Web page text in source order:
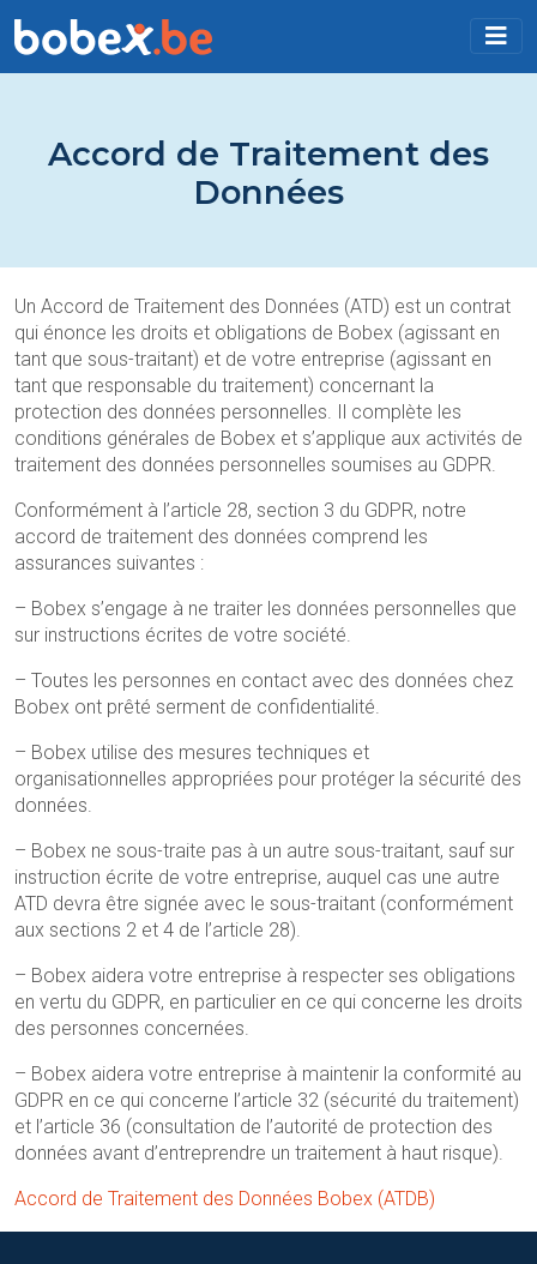
Accord de Traitement des
Données
Un Accord de Traitement des Données (ATD) est un contrat
qui énonce les droits et obligations de Bobex (agissant en
tant que sous-traitant) et de votre entreprise (agissant en
tant que responsable du traitement) concernant la
protection des données personnelles. Il complète les
conditions générales de Bobex et s’applique aux activités de
traitement des données personnelles soumises au GDPR.
Conformément à l’article 28, section 3 du GDPR, notre
accord de traitement des données comprend les
assurances suivantes :
– Bobex s’engage à ne traiter les données personnelles que
sur instructions écrites de votre société.
– Toutes les personnes en contact avec des données chez
Bobex ont prêté serment de confidentialité.
– Bobex utilise des mesures techniques et
organisationnelles appropriées pour protéger la sécurité des
données.
– Bobex ne sous-traite pas à un autre sous-traitant, sauf sur
instruction écrite de votre entreprise, auquel cas une autre
ATD devra être signée avec le sous-traitant (conformément
aux sections 2 et 4 de l’article 28).
– Bobex aidera votre entreprise à respecter ses obligations
en vertu du GDPR, en particulier en ce qui concerne les droits
des personnes concernées.
– Bobex aidera votre entreprise à maintenir la conformité au
GDPR en ce qui concerne l’article 32 (sécurité du traitement)
et l’article 36 (consultation de l’autorité de protection des
données avant d’entreprendre un traitement à haut risque).
Accord de Traitement des Données Bobex (ATDB)